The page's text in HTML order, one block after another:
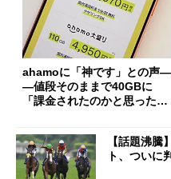
ahamoに「神です」との声―
―値段そのままで40GBに
「課金されたのかと思った」
【話題沸騰
ト、ついに